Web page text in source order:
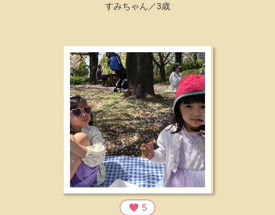
すみちゃん／3歳
favorite 5